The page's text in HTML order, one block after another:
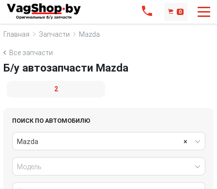
0
Главная Запчасти Mazda
Все запчасти
Б/у автозапчасти Mazda
2
ПОИСК ПО АВТОМОБИЛЮ
×
Mazda
Модель